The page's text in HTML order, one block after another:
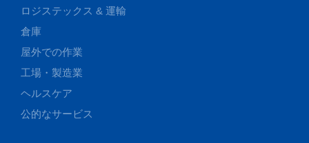
ロジステックス & 運輸
倉庫
屋外での作業
工場・製造業
ヘルスケア
公的なサービス